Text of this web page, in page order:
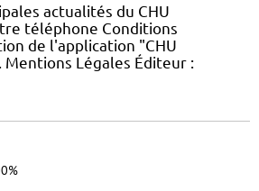
actualités du CHU
téléphone Conditions
de l'application "CHU
Légales Éditeur :